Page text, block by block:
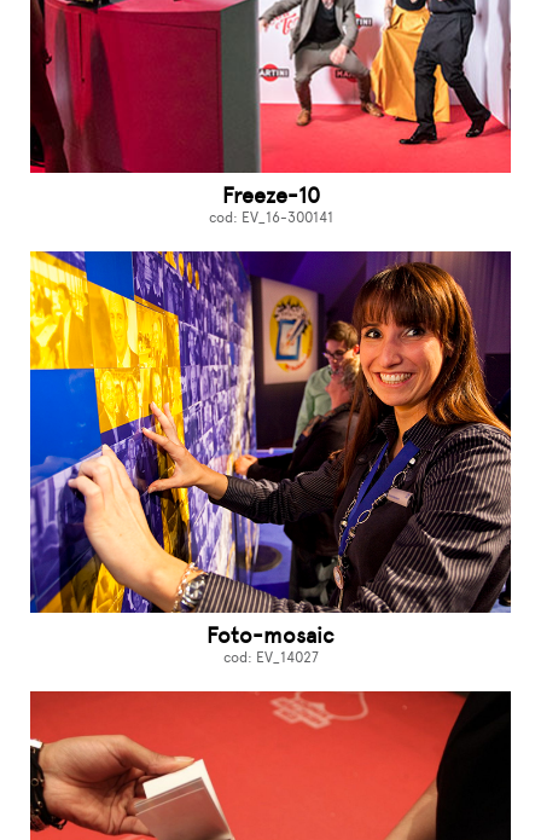
Freeze-10
cod: EV_16-300141
Foto-mosaic
cod: EV_14027